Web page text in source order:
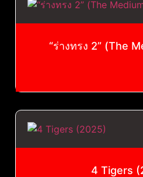
“ร่างทรง 2” (The
4 Tigers